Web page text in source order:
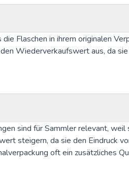
Flaschen in ihrem originalen
Wiederverkaufswert aus, da
sind für Sammler relevant, weil
steigern, da sie den Eindruck
oft ein zusätzliches